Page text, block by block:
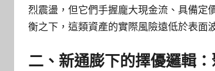
烈震盪，但它們手握龐大現金流、具備定
衡之下，這類資產的實際風險遠低於表面
二、新通膨下的擇優邏輯